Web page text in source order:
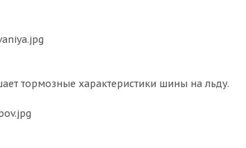
тормозные характеристики шины на льду.